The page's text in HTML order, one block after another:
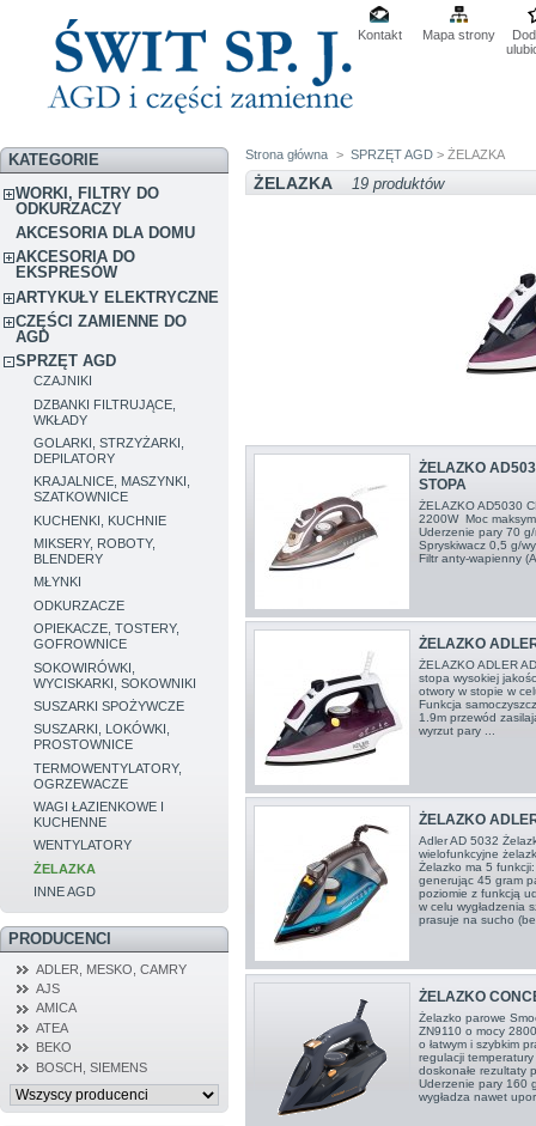
Kontakt Mapa strony
KATEGORIE
WORKI, FILTRY DO
ODKURZACZY
AKCESORIA DLA DOMU
AKCESORIA DO
EKSPRESÓW
ARTYKUŁY ELEKTRYCZNE
CZĘŚCI ZAMIENNE DO
AGD
SPRZĘT AGD
CZAJNIKI
DZBANKI FILTRUJĄCE,
WKŁADY
GOLARKI, STRZYŻARKI,
DEPILATORY
KRAJALNICE, MASZYNKI,
SZATKOWNICE
KUCHENKI, KUCHNIE
MIKSERY, ROBOTY,
BLENDERY
MŁYNKI
ODKURZACZE
OPIEKACZE, TOSTERY,
GOFROWNICE
SOKOWIRÓWKI,
WYCISKARKI, SOKOWNIKI
SUSZARKI SPOŻYWCZE
SUSZARKI, LOKÓWKI,
PROSTOWNICE
TERMOWENTYLATORY,
OGRZEWACZE
WAGI ŁAZIENKOWE I
KUCHENNE
WENTYLATORY
ŻELAZKA
INNE AGD
PRODUCENCI
ADLER, MESKO, CAMRY
AJS
AMICA
ATEA
BEKO
BOSCH, SIEMENS
Strona główna > SPRZĘT AGD > ŻELAZKA
ŻELAZKA 19 produktów
ŻELAZKO
STOPA
ŻELAZKO AD5030
2200W Moc
Uderzenie pary 70
Spryskiwacz 0,5 g/
Filtr anty-wapienny
ŻELAZKO
ŻELAZKO ADLER
stopa wysokiej
otwory w stopie w
Funkcja
1.9m przewód
wyrzut pary ...
ŻELAZKO
Adler AD 5032
wielofunkcyjne
Żelazko ma 5
generując 45 gram
poziomie z funkcją
w celu wygładzenia
prasuje na sucho
ŻELAZKO
Żelazko parowe
ZN9110 o mocy
o łatwym i szybkim
regulacji
doskonałe rezultaty
Uderzenie pary 160
wygładza nawet